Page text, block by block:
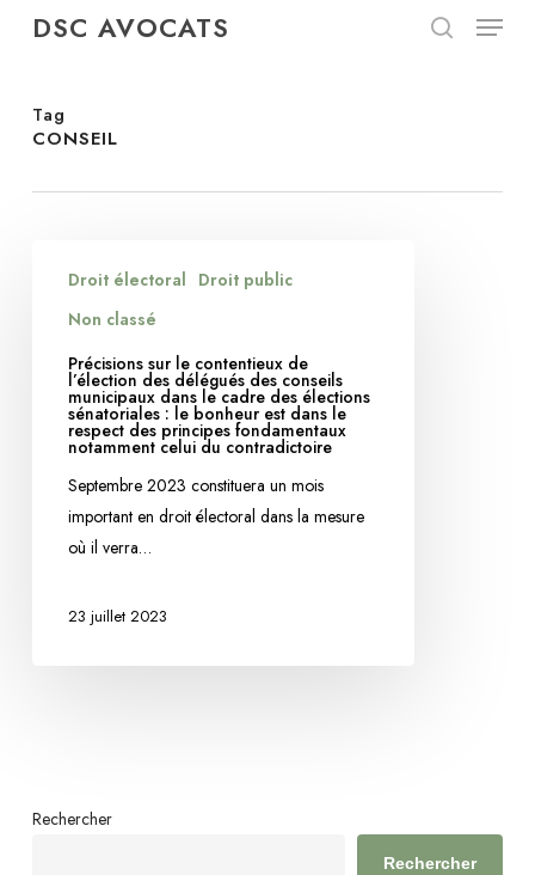
content
DSC AVOCATS Menu
Tag
CONSEIL
l’élection
conseils
bonheur
Droit électoral Droit public
Non classé
Précisions sur le contentieux de
l’élection des délégués des conseils
municipaux dans le cadre des élections
sénatoriales : le bonheur est dans le
respect des principes fondamentaux
notamment celui du contradictoire
Septembre 2023 constituera un mois
important en droit électoral dans la mesure
où il verra…
23 juillet 2023
Rechercher
Rechercher